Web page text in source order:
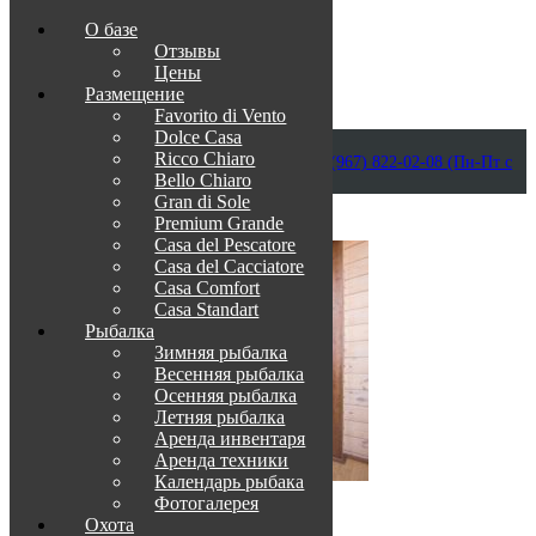
Приветствуем в Венеции на Каспии!
info@otdih-v-astrakhani.ru Как нас найти
+7 (967) 822-02-08 (Пн-Пт с
09:00 до 18:00)
Забронировать
О нас
О базе
Отзывы
Цены
Размещение
Favorito di Vento
Dolce Casa
Ricco Chiaro
Bello Chiaro
Gran di Sole
Premium Grande
Casa del Pescatore
Casa del Cacсiatore
Casa Comfort
Casa Standart
Рыбалка
Зимняя рыбалка
Весенняя рыбалка
Осенняя рыбалка
Летняя рыбалка
Аренда инвентаря
Аренда техники
Календарь рыбака
Фотогалерея
Охота